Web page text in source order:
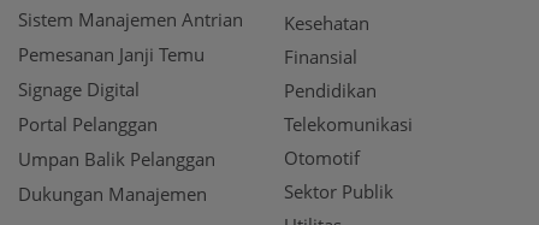
Sistem Manajemen Antrian
Pemesanan Janji Temu
Signage Digital
Portal Pelanggan
Umpan Balik Pelanggan
Dukungan Manajemen
Kesehatan
Finansial
Pendidikan
Telekomunikasi
Otomotif
Sektor Publik